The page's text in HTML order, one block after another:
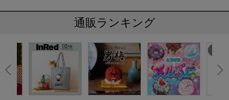
通販ランキング